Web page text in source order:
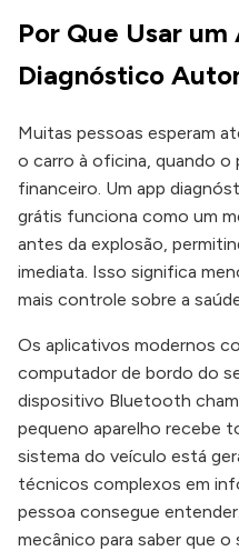
Por Que Usar
Diagnóstico
Muitas pessoas esperam
o carro à oficina, quando o
financeiro. Um app
grátis funciona como um
antes da explosão,
imediata. Isso significa
mais controle sobre a
Os aplicativos modernos
computador de bordo do
dispositivo Bluetooth
pequeno aparelho recebe
sistema do veículo está
técnicos complexos em
pessoa consegue
mecânico para saber que